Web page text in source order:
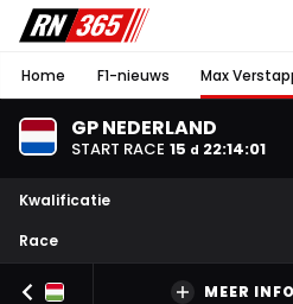
Home F1-nieuws Max
GP NEDERLAND
START RACE 15 d 22:14:00
Kwalificatie
Race
MEER